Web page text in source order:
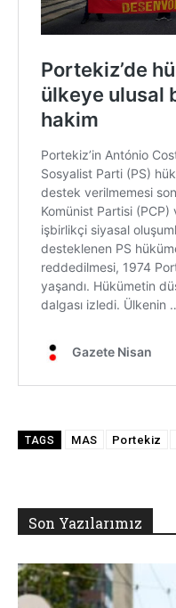
TAGS MAS Portekiz
Son Yazılarımız